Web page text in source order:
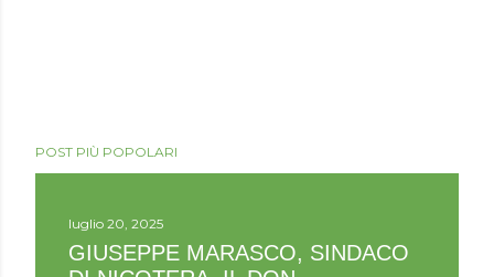
POST PIÙ POPOLARI
luglio 20, 2025
GIUSEPPE MARASCO, SINDACO